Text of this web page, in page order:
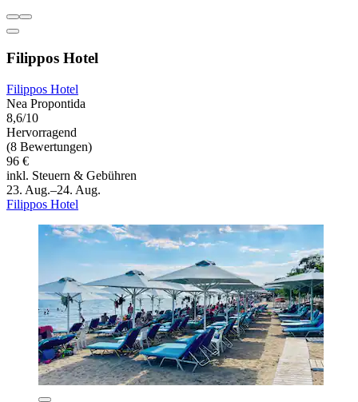
Filippos Hotel
Filippos Hotel
Nea Propontida
8,6/10
Hervorragend
(8 Bewertungen)
96 €
inkl. Steuern & Gebühren
23. Aug.–24. Aug.
Filippos Hotel